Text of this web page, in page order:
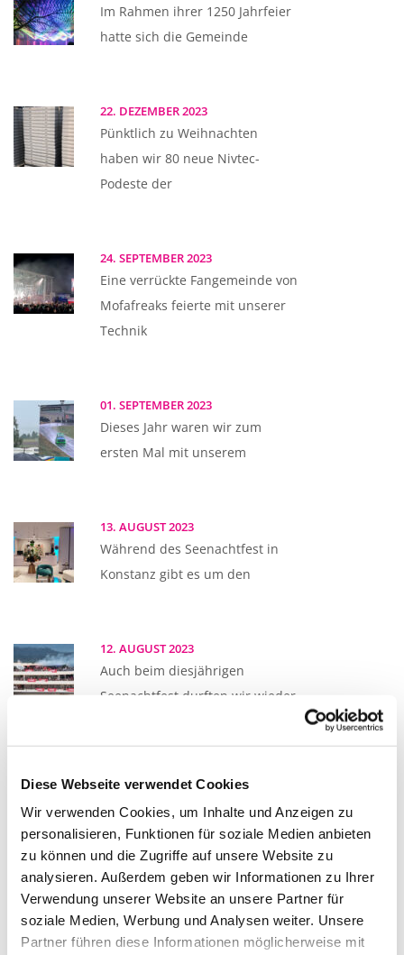
Diese Webseite verwendet Cookies
Wir verwenden Cookies, um Inhalte und Anzeigen zu
personalisieren, Funktionen für soziale Medien anbieten
zu können und die Zugriffe auf unsere Website zu
analysieren. Außerdem geben wir Informationen zu Ihrer
Verwendung unserer Website an unsere Partner für
soziale Medien, Werbung und Analysen weiter. Unsere
Partner führen diese Informationen möglicherweise mit
Im Rahmen ihrer 1250 Jahrfeier
hatte sich die Gemeinde
22. DEZEMBER 2023
Pünktlich zu Weihnachten
haben wir 80 neue Nivtec-
Podeste der
24. SEPTEMBER 2023
Eine verrückte Fangemeinde von
Mofafreaks feierte mit unserer
Technik
01. SEPTEMBER 2023
Dieses Jahr waren wir zum
ersten Mal mit unserem
13. AUGUST 2023
Während des Seenachtfest in
Konstanz gibt es um den
12. AUGUST 2023
Auch beim diesjährigen
Seenachtfest durften wir wieder
Die schweizer Ballettschule in
Kreuzlingen zeigt jedes Jahr im
03. JULI 2023
2023 feierte die Gemeinde